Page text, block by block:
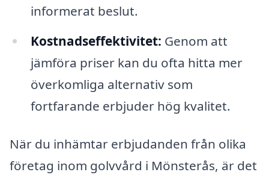
informerat beslut.
Kostnadseffektivitet: Genom att
jämföra priser kan du ofta hitta mer
överkomliga alternativ som
fortfarande erbjuder hög kvalitet.
När du inhämtar erbjudanden från olika
företag inom golvvård i Mönsterås, är det